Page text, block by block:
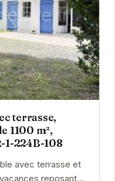
terrasse,
1100 m²,
1-224B-108
avec terrasse et
reposantes